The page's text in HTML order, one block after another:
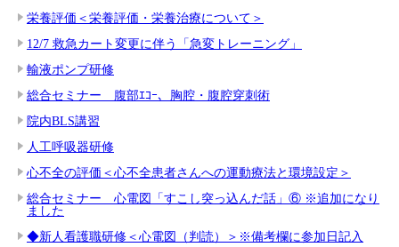
栄養評価＜栄養評価・栄養治療について＞
12/7 救急カート変更に伴う「急変トレーニング」
輸液ポンプ研修
総合セミナー 腹部ｴｺｰ、胸腔・腹腔穿刺術
院内BLS講習
人工呼吸器研修
心不全の評価＜心不全患者さんへの運動療法と環境設定＞
総合セミナー 心電図「すこし突っ込んだ話」⑥ ※追加になり
ました
◆新人看護職研修＜心電図（判読）＞※備考欄に参加日記入